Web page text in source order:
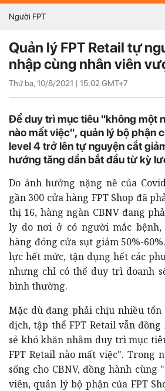
Người FPT
Quản lý FPT Retail tự
nhập cùng nhân viên
Thứ ba, 10/8/2021 | 15:02 GMT+7
Để duy trì mục tiêu "không một
nào mất việc", quản lý bộ phận
level 4 trở lên tự nguyện cắt
hướng tăng dần bắt đầu từ kỳ
Do ảnh hưởng nặng nề của
gần 300 cửa hàng FPT Shop đã
thị 16, hàng ngàn CBNV đang
ly do nơi ở có người mắc bệnh,
hàng đóng cửa sụt giảm 50%-
lực hết mức, tận dụng hết các
nhưng chỉ có thể duy trì doanh
bình thường.
Mặc dù đang phải chịu nhiều
dịch, tập thể FPT Retail vẫn
sẻ khó khăn nhằm duy trì mục
FPT Retail nào mất việc". Trong
sống cho CBNV, đồng hành
viên, quản lý bộ phận của FPT